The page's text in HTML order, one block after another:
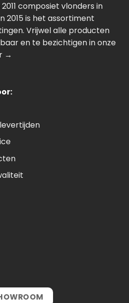
composiet vlonders in
2015 is het assortiment
Vrijwel alle producten
en te bezichtigen in onze
→